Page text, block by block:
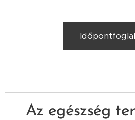
Az egészség